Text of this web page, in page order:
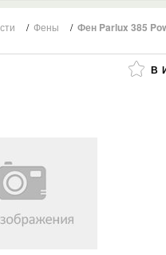
/ Фены / Фен Parlux 385
В